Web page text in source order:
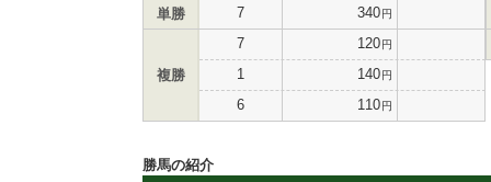
単勝 7 340円
複勝
7 120円
1 140円
6 110円
勝馬の紹介